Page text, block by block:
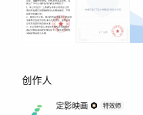
创作人
定影映画 特效师